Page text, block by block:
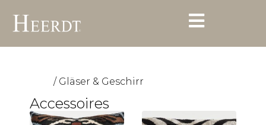
/ Gläser & Geschirr
Accessoires